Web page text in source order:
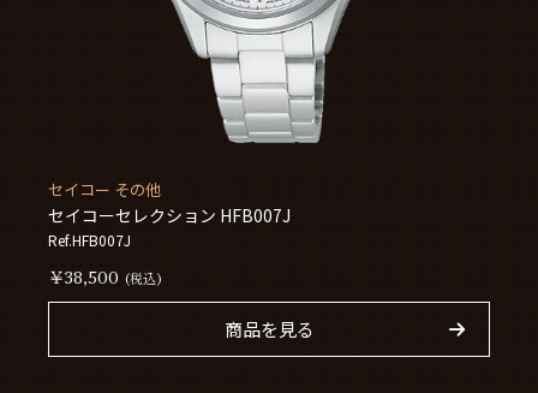
セイコー その他
セイコーセレクション HFB007J
Ref.HFB007J
￥38,500 (税込)
商品を見る